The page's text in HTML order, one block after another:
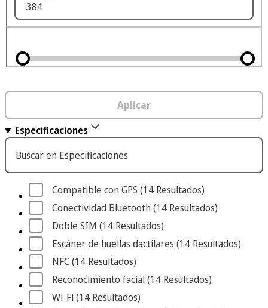
Aplicar
Especificaciones
Buscar en Especificaciones
Compatible con GPS (14 Resultados)
Conectividad Bluetooth (14 Resultados)
Doble SIM (14 Resultados)
Escáner de huellas dactilares (14 Resultados)
NFC (14 Resultados)
Reconocimiento facial (14 Resultados)
Wi-Fi (14 Resultados)